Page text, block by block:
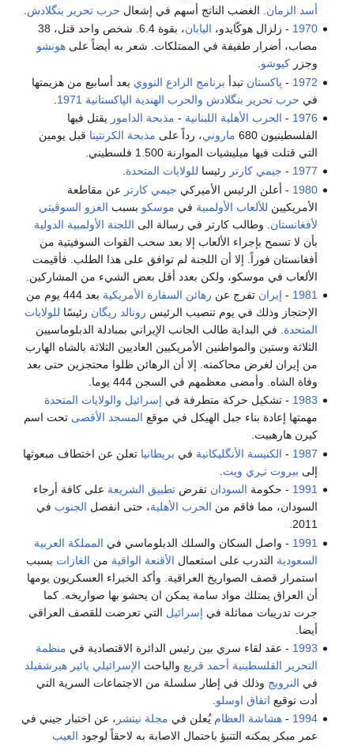
أسد الزمان . الغضب الناتج أسهم في إشعال حرب تحرير بنگلادش
1970 - زلزال هوكّايدو، اليابان
، بقوة 6.4. شخص واحد قتل، 38
مصاب، أضرار طفيفة في الممتلكات. شعر به أيضاً علىهونشو
وجزركيوشو
1972
- پاكستان تبدأ برنامج الرادع النووي بعد أسابيع من هزيمتها
في حرب تحرير بنگلادش والحرب الهندية الپاكستانية 1971
1976
- الحرب الأهلية اللبنانية - مذبحة الدامور يقتل فيها
الفلسطينيون 680
ماروني، رداً على مذبحة الكرنتينا قبل يومين
التي قتلت فيها ميليشيات الموارنة 1.500 فلسطيني.
1977
- جيمي كارتر رئيسا للولايات المتحدة.
1980 - أعلن الرئيس الأميركي جيمي كارتر عن مقاطعة
الأمريكيين للألعاب الأولمبية في موسكو بسبب الغزو السوڤيتي
لأفغانستان . وطالب كارتر في رسالة الى اللجنة الأولمبية الدولية
بأن لا تسمح بإجراء الألعاب إلا بعد سحب القوات السوفيتية من
أفغانستان فوراً. إلا أن اللجنة لم توافق على هذا الطلب. فأقيمت
الألعاب في موسكو، ولكن بعدد أقل بعض الشيء من المشاركين.
1981
- إيران تفرج عن رهائن السفارة الأمريكية
بعد 444 يوم من
الإحتجاز وذلك في يوم تنصيب الرئيس رونالد ريگان رئيسًا للولايات
المتحدة . في البداية طالب الجانب الإيراني بمبادلة الدبلوماسيين
الثلاثة وستين والمواطنين الأمريكيين العاديين الثلاثة بالشاه الهارب
من إيران لغرض محاكمته. إلا أن الرهائن ظلوا محتجزين حتى بعد
وفاة الشاه. وأمضى معظمهم في السجن 444 يوما.
1983 - تشكيل حركة متطرفة في إسرائيل والولايات المتحدة
مهمتها إعادة بناء جبل الهيكل في موقع المسجد الأقصى تحت اسم
كيرن هارهبيت.
1987
- الكنيسة الأنگليكانية في بريطانيا تعلن عن اختطاف مبعوثها
إلى بيروت تـِري ويت
1991 - حكومة السودان تفرضتطبيق الشريعة على كافة أرجاء
السودان، مما فاقم من الحرب الأهلية، حتى انفصل الجنوب في
2011.
1991 - واصل السكان والسلك الدبلوماسي في المملكة العربية
السعودية التدرب على استعمال الأقنعة الواقية من الغازات بسبب
استمرار قصف الصواريخ العراقية. وأكد الخبراء العسكريون يومها
أن العراق يمتلك مواد سامة يمكن ان يحشو بها صواريخه. كما
جرت تدريبات مماثلة في إسرائيل التي تعرضت للقصف العراقي
أيضا.
1993 - ‬عقد لقاء سري ‬بين رئيس الدائرة الاقتصادية في ‬ منظمة
التحرير الفلسطينية أحمد قريع والباحث الإسرائيلي يائير هيرشفيلد
في النرويج وذلك في إطار سلسلة من الاجتماعات السرية التي
أدت توقيع اتفاق اوسلو
1994
-هشاشة العظام يُعلن في مجلة نيتشر ، عن اختبار جيني في
عمر مبكر يمكنه التنبؤ باحتمال الاصابة به لاحقاً لوجود العيب